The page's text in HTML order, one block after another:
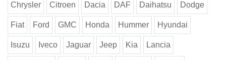
Chrysler Citroen Dacia DAF Daihatsu Dodge
Fiat Ford GMC Honda Hummer Hyundai
Isuzu Iveco Jaguar Jeep Kia Lancia